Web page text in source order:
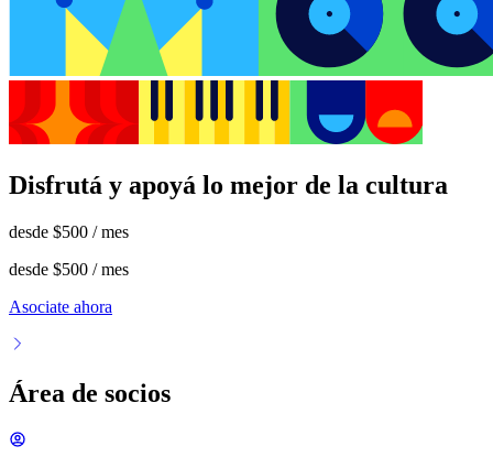
Disfrutá y apoyá lo mejor de la cultura
desde $500 / mes
desde $500 / mes
Asociate ahora
Área de socios